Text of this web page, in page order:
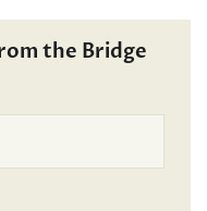
the Bridge